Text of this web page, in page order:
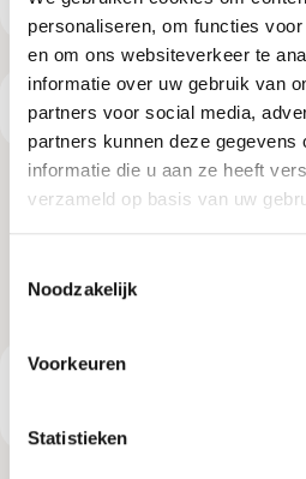
personaliseren, om functies
en om ons websiteverkeer te
informatie over uw gebruik van
partners voor social media,
partners kunnen deze gegevens
informatie die u aan ze heeft
verzameld op basis van uw
Noodzakelijk
Voorkeuren
Statistieken
Productspecificaties
Aluminium daktrim
Artikelnummer: